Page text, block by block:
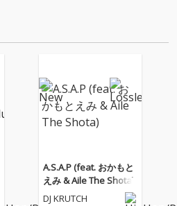
A.S.A.P (feat. おかもと
えみ & Aile The Shota)
DJ KRUTCH